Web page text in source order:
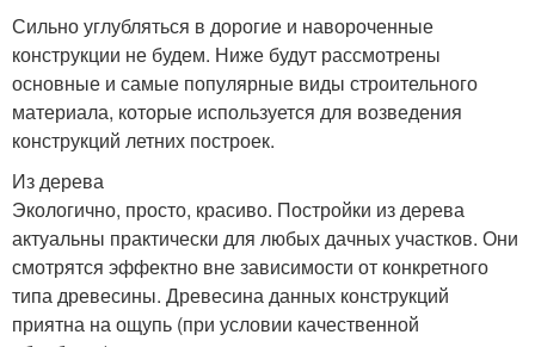
Сильно углубляться в дорогие и навороченные
конструкции не будем. Ниже будут рассмотрены
основные и самые популярные виды строительного
материала, которые используется для возведения
конструкций летних построек.
Из дерева
Экологично, просто, красиво. Постройки из дерева
актуальны практически для любых дачных участков. Они
смотрятся эффектно вне зависимости от конкретного
типа древесины. Древесина данных конструкций
приятна на ощупь (при условии качественной